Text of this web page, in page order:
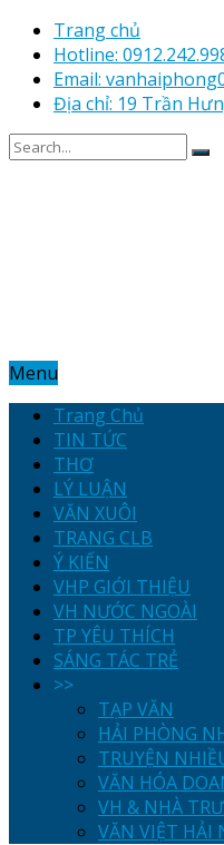
Trang chủ
Hotline:
Email:
Địa chỉ: 19 Trần
Menu
Trang Chủ
TIN TỨC
THƠ
LÝ LUẬN
VĂN XUÔI
TRANG CLB
Ý KIẾN
VHP GIỚI THIỆU
VH NƯỚC NGOÀI
TP YÊU THÍCH
SÁNG TÁC TRẺ
>>
TẠP VĂN
HẢI PHÒNG
TRUYỆN
VĂN HÓA
VH & NHÀ
VĂN VIỆT HẢI